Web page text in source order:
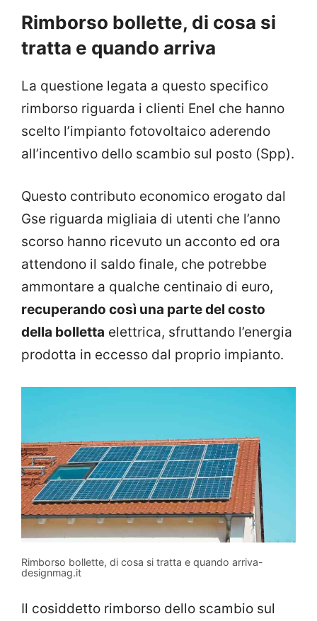
Rimborso bollette, di cosa si
tratta e quando arriva
La questione legata a questo specifico
rimborso riguarda i clienti Enel che hanno
scelto l’impianto fotovoltaico aderendo
all’incentivo dello scambio sul posto (Spp).
Questo contributo economico erogato dal
Gse riguarda migliaia di utenti che l’anno
scorso hanno ricevuto un acconto ed ora
attendono il saldo finale, che potrebbe
ammontare a qualche centinaio di euro,
recuperando così una parte del costo
della bolletta elettrica, sfruttando l’energia
prodotta in eccesso dal proprio impianto.
Rimborso bollette, di cosa si tratta e quando arriva-
designmag.it
Il cosiddetto rimborso dello scambio sul